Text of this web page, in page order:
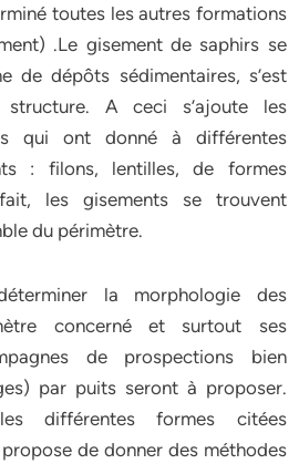
toutes les autres formations
.Le gisement de saphirs se
de dépôts sédimentaires, s’est
A ceci s’ajoute les
qui ont donné à différentes
: filons, lentilles, de formes
les gisements se trouvent
du périmètre.
la morphologie des
concerné et surtout ses
de prospections bien
par puits seront à proposer.
différentes formes citées
de donner des méthodes